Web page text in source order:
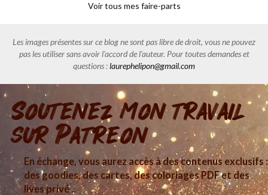
Voir tous mes faire-parts
Les images présentes sur ce blog ne sont pas libre de droit, vous ne pouvez
pas les utiliser sans avoir l'accord de l'auteur. Pour toutes demandes et
questions :laurephelipon@gmail.com
Soutenez mon travail
sur Patreon
En échange, vous aurez accès à des contenus exclusifs :
des goodies, des cartes, des coloriages PDF et des
lives privé ..